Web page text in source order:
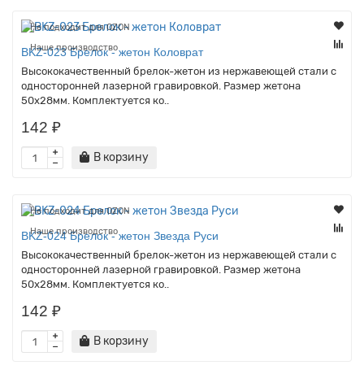
Не подходит для OZON
Наше производство
BKZ-023 Брелок - жетон Коловрат
Высококачественный брелок-жетон из нержавеющей стали с
односторонней лазерной гравировкой. Размер жетона
50х28мм. Комплектуется ко..
142 ₽
В корзину
Не подходит для OZON
Наше производство
BKZ-024 Брелок - жетон Звезда Руси
Высококачественный брелок-жетон из нержавеющей стали с
односторонней лазерной гравировкой. Размер жетона
50х28мм. Комплектуется ко..
142 ₽
В корзину